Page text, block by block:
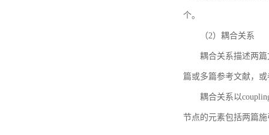
个。
（2）耦合关系
耦合关系描述两
篇或多篇参考文献，
耦合关系以
节点的元素包括两篇